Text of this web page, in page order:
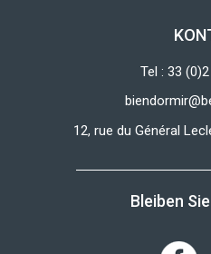
Tel : 33
12, rue du Général
Bleiben